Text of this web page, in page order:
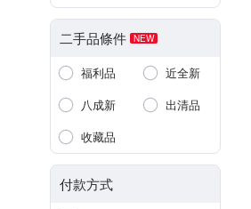
二手品條件 NEW
福利品
近全新
八成新
出清品
收藏品
付款方式